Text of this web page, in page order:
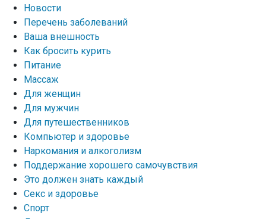
Новости
Перечень заболеваний
Ваша внешность
Как бросить курить
Питание
Массаж
Для женщин
Для мужчин
Для путешественников
Компьютер и здоровье
Наркомания и алкоголизм
Поддержание хорошего самочувствия
Это должен знать каждый
Секс и здоровье
Спорт